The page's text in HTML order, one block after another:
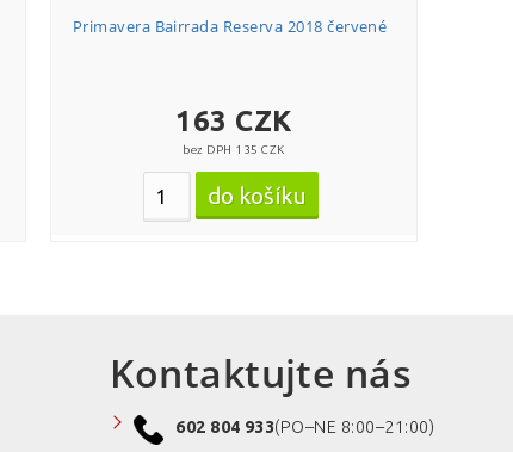
Primavera Bairrada Reserva 2018 červené
163 CZK
bez DPH 135 CZK
Kontaktujte nás
602 804 933(PO–NE 8:00–21:00)